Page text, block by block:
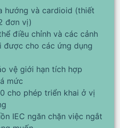
hướng và cardioid (thiết
đơn vị)
điều chỉnh và các cảnh
được cho các ứng dụng
vệ giới hạn tích hợp
mức
cho phép triển khai ở vị
IEC ngăn chặn việc ngắt